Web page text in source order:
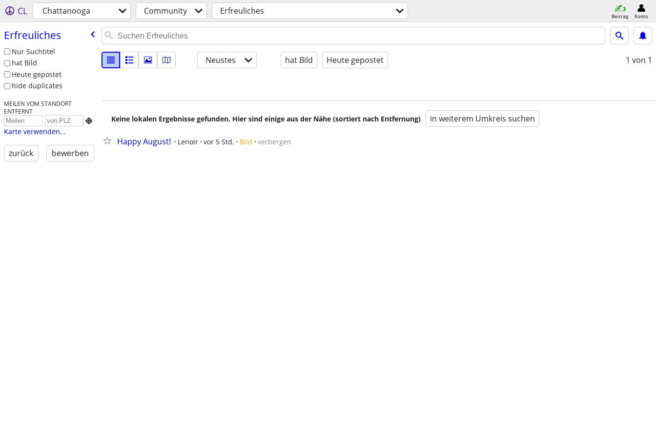
CL Chattanooga Community Erfreuliches Beitrag Konto
Erfreuliches
Nur Suchtitel
hat Bild
Heute gepostet
hide duplicates
MEILEN VOM STANDORT
ENTFERNT

Karte verwenden...
zurück bewerben
Neustes hat Bild Heute gepostet 1 von 1
Keine lokalen Ergebnisse gefunden. Hier sind einige aus der Nähe (sortiert nach Entfernung) in weiterem Umkreis suchen
Happy August! Lenoir vor 5 Std. Bild verbergen